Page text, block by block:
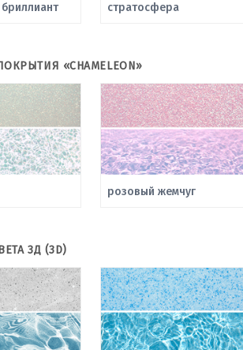
стратосфера
«CHAMELEON»
розовый жемчуг
3Д (3D)